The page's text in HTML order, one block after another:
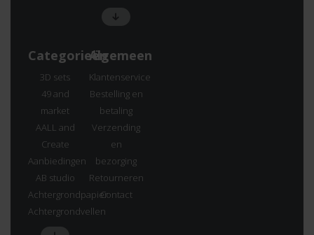
Categorieën
3D sets
49 and
market
AALL and
Create
Aanbiedingen
AB studio
Achtergrondpapier
Achtergrondvellen
Algemeen
Klantenservice
Bestelling en
betaling
Verzending
en
bezorging
Retourneren
Contact